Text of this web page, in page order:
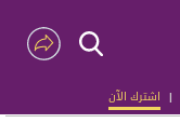
| اشترك الآن